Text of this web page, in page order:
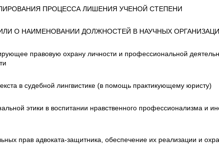
ПРОЦЕССА ЛИШЕНИЯ УЧЕНОЙ СТЕПЕНИ
О НАИМЕНОВАНИИ ДОЛЖНОСТЕЙ В НАУЧНЫХ
правовую охрану личности и профессиональной
в судебной лингвистике (в помощь практикующему юристу)
этики в воспитании нравственного профессионализма и
прав адвоката-защитника, обеспечение их реализации и